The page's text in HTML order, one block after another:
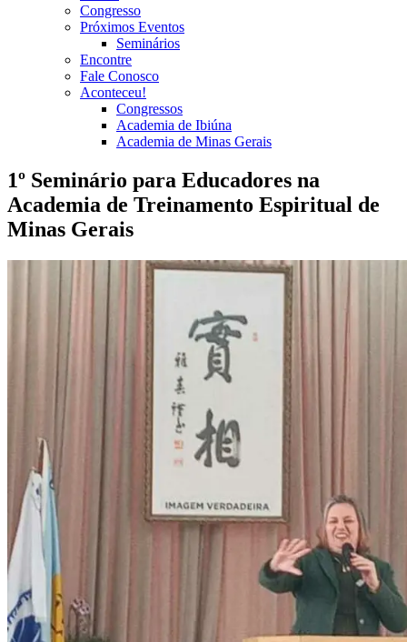
Congresso
Próximos Eventos
Seminários
Encontre
Fale Conosco
Aconteceu!
Congressos
Academia de Ibiúna
Academia de Minas Gerais
1º Seminário para Educadores na
Academia de Treinamento Espiritual de
Minas Gerais